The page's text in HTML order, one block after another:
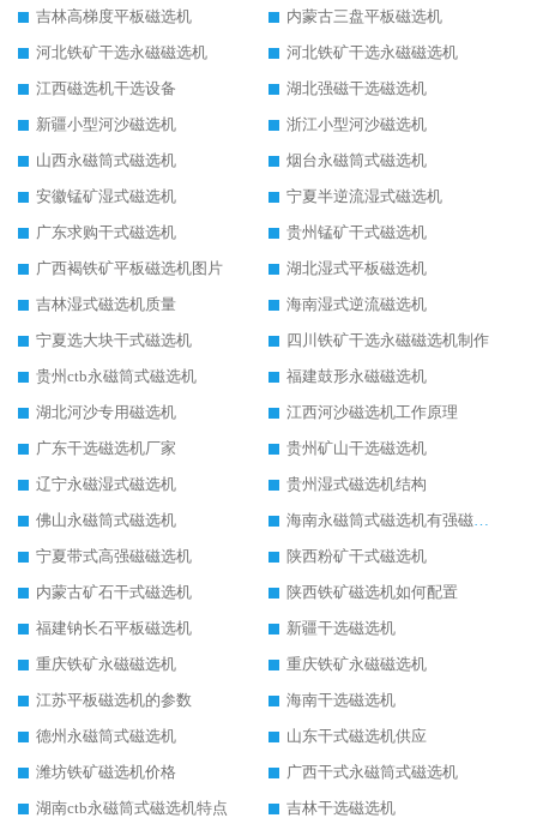
吉林高梯度平板磁选机
内蒙古三盘平板磁选机
河北铁矿干选永磁磁选机
河北铁矿干选永磁磁选机
江西磁选机干选设备
湖北强磁干选磁选机
新疆小型河沙磁选机
浙江小型河沙磁选机
山西永磁筒式磁选机
烟台永磁筒式磁选机
安徽锰矿湿式磁选机
宁夏半逆流湿式磁选机
广东求购干式磁选机
贵州锰矿干式磁选机
广西褐铁矿平板磁选机图片
湖北湿式平板磁选机
吉林湿式磁选机质量
海南湿式逆流磁选机
宁夏选大块干式磁选机
四川铁矿干选永磁磁选机制作
贵州ctb永磁筒式磁选机
福建鼓形永磁磁选机
湖北河沙专用磁选机
江西河沙磁选机工作原理
广东干选磁选机厂家
贵州矿山干选磁选机
辽宁永磁湿式磁选机
贵州湿式磁选机结构
佛山永磁筒式磁选机
海南永磁筒式磁选机有强磁的吗
宁夏带式高强磁磁选机
陕西粉矿干式磁选机
内蒙古矿石干式磁选机
陕西铁矿磁选机如何配置
福建钠长石平板磁选机
新疆干选磁选机
重庆铁矿永磁磁选机
重庆铁矿永磁磁选机
江苏平板磁选机的参数
海南干选磁选机
德州永磁筒式磁选机
山东干式磁选机供应
潍坊铁矿磁选机价格
广西干式永磁筒式磁选机
湖南ctb永磁筒式磁选机特点
吉林干选磁选机